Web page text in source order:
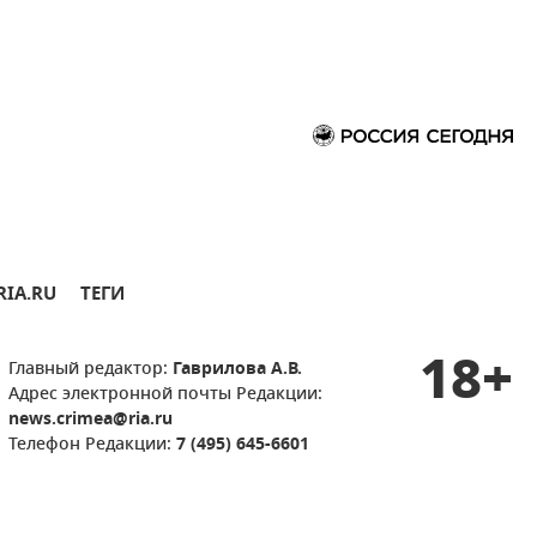
ТЕГИ
Главный редактор: Гаврилова А.В.
Адрес электронной почты Редакции:
news.crimea@ria.ru
Телефон Редакции: 7 (495) 645-6601
18+